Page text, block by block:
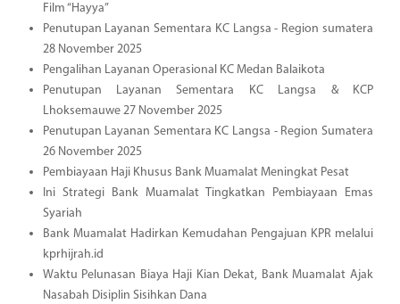
Film “Hayya”
Penutupan Layanan Sementara KC Langsa - Region sumatera
28 November 2025
Pengalihan Layanan Operasional KC Medan Balaikota
Penutupan Layanan Sementara KC Langsa & KCP
Lhoksemauwe 27 November 2025
Penutupan Layanan Sementara KC Langsa - Region Sumatera
26 November 2025
Pembiayaan Haji Khusus Bank Muamalat Meningkat Pesat
Ini Strategi Bank Muamalat Tingkatkan Pembiayaan Emas
Syariah
Bank Muamalat Hadirkan Kemudahan Pengajuan KPR melalui
kprhijrah.id
Waktu Pelunasan Biaya Haji Kian Dekat, Bank Muamalat Ajak
Nasabah Disiplin Sisihkan Dana